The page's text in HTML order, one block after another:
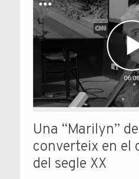
Una “Marilyn”
converteix en el
del segle XX